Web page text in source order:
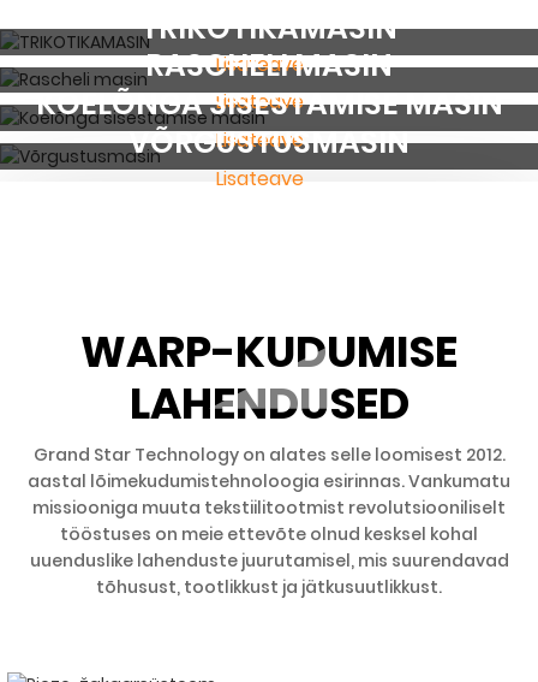
TRIKOTIKAMASIN
Lisateave
RASCHELI MASIN
Lisateave
KOELÕNGA SISESTAMISE MASIN
Lisateave
VÕRGUSTUSMASIN
Lisateave
WARP-KUDUMISE
LAHENDUSED
Grand Star Technology on alates selle loomisest 2012.
aastal lõimekudumistehnoloogia esirinnas. Vankumatu
missiooniga muuta tekstiilitootmist revolutsiooniliselt
tööstuses on meie ettevõte olnud kesksel kohal
uuenduslike lahenduste juurutamisel, mis suurendavad
tõhusust, tootlikkust ja jätkusuutlikkust.
CAD-tarkvara